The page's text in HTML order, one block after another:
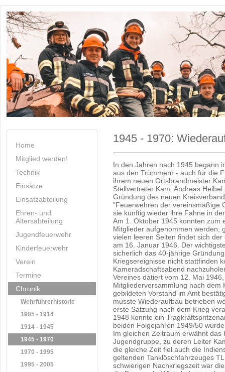
Home
Mitglied werden!
Technik
Einsätze
Einsatzabteilung
Ehren- und
Altersabteilung
Jugendfeuerwehr
Kinderfeuerwehr
Verein
Termine
Chronik
Wehrführerhistorie
1905 - 1914
1914 - 1945
1945 - 1970
1970 - 1995
1995 - 2005
1945 - 1970:
In den Jahren nach 1945 begann
aus den Trümmern - auch für die
ihrem neuen Ortsbrandmeister
Stellvertreter Kam. Andreas
Gründung des neuen
"Feuerwehren der vereinsmäßige
sie künftig wieder ihre Fahne in
Am 1. Oktober 1945 konnten zum
Mitglieder aufgenommen werden;
vielen leeren Seiten findet sich
am 16. Januar 1946. Der
sicherlich das 40-jährige
Kriegsereignisse nicht stattfinden
Kameradschaftsabend
Vereines datiert vom 12. Mai
Mitgliederversammlung nach dem
gebildeten Vorstand im Amt
musste Wiederaufbau betrieben
erste Satzung nach dem Krieg
1948 konnte ein
beiden Folgejahren 1949/50
Im gleichen Zeitraum erwähnt
Jugendgruppe, zu deren Leiter
die gleiche Zeit fiel auch die
geltenden Tanklöschfahrzeuges
schwierigen Nachkriegszeit war